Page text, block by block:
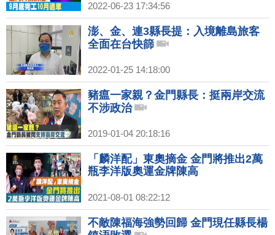
2022-06-23 17:34:56
澎、金、連3縣長提：入境離島旅客
全面在台快篩
2022-01-25 14:18:00
豬瘟一家親？金門縣長：挺兩岸交流
不涉政治
2019-01-04 20:18:16
「麟洋配」東奧摘金 金門將推出2萬
瓶李洋版奧運金牌陳高
2021-08-01 08:22:12
不敵陳福海強勢回歸 金門現任縣長楊